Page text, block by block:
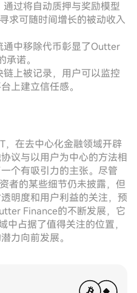
通过将自动质押与奖励模型
求可随时间增长的被动收入
通中移除代币彰显了Outter
诺。
链上被记录，用户可以监控
上建立信任感。
，在去中心化金融领域开辟
议与以用户为中心的方法相
个有吸引力的主张。尽管
者的某些细节仍未披露，但
明度和用户利益的关注，预
Finance的不断发展，它
中占据了值得关注的位置，
力向前发展。